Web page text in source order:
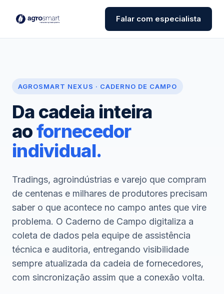
Falar com especialista
AGROSMART NEXUS · CADERNO DE CAMPO
Da cadeia inteira
aofornecedor
individual.
Tradings, agroindústrias e varejo que compram
de centenas e milhares de produtores precisam
saber o que acontece no campo antes que vire
problema. O Caderno de Campo digitaliza a
coleta de dados pela equipe de assistência
técnica e auditoria, entregando visibilidade
sempre atualizada da cadeia de fornecedores,
com sincronização assim que a conexão volta.